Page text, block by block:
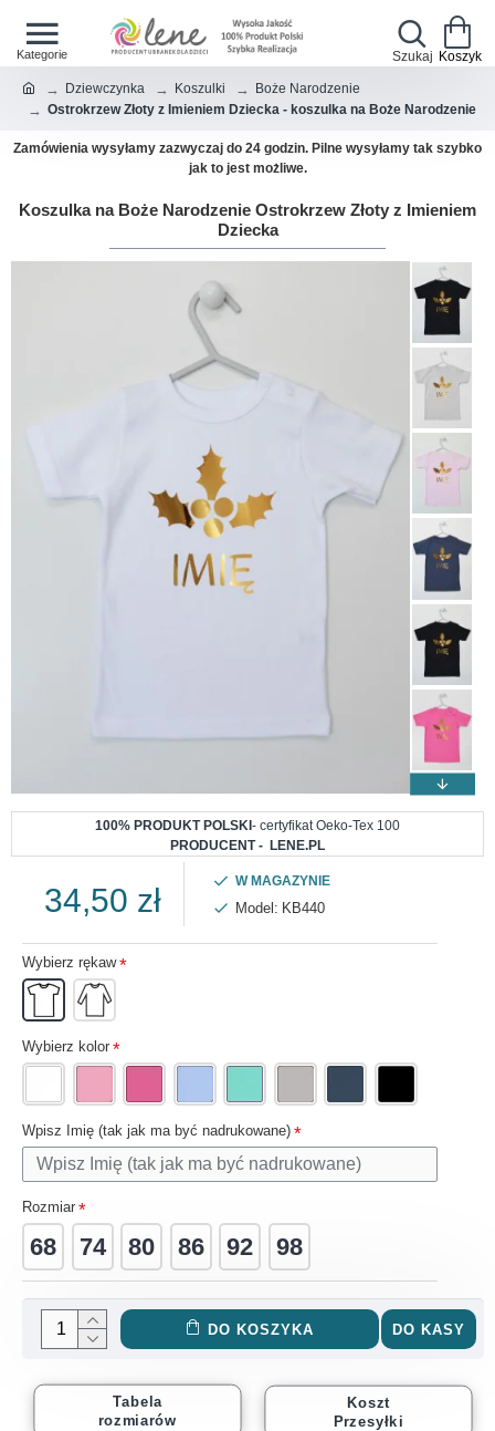
Dziewczynka Koszulki
Boże Narodzenie
Ostrokrzew Złoty z Imieniem Dziecka - koszulka na Boże Narodzenie
Zamówienia wysyłamy zazwyczaj do 24 godzin. Pilne wysyłamy tak szybko
jak to jest możliwe.
Koszulka na Boże Narodzenie Ostrokrzew Złoty z Imieniem
Dziecka
100% PRODUKT POLSKI - certyfikat Oeko-Tex 100
PRODUCENT - LENE.PL
34,50 zł
W MAGAZYNIE
Model: KB440
Wybierz rękaw
Wybierz kolor
Wpisz Imię (tak jak ma być nadrukowane)
Rozmiar
68 74 80 86 92 98
DO KOSZYKA DO KASY
Tabela
rozmiarów
Koszt
Przesyłki